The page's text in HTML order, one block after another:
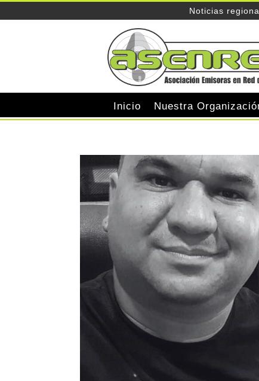
Noticias
Inicio Nuestra